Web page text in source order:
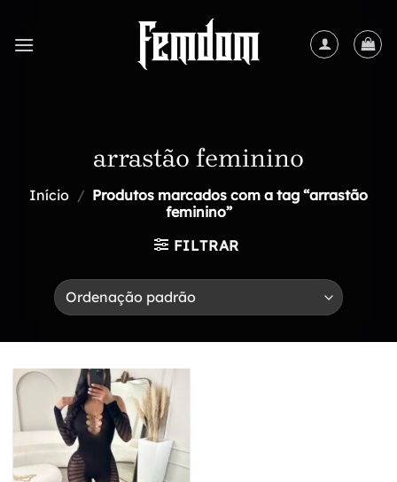
content
arrastão feminino
Início / Produtos marcados com a tag “arrastão
feminino”
FILTRAR